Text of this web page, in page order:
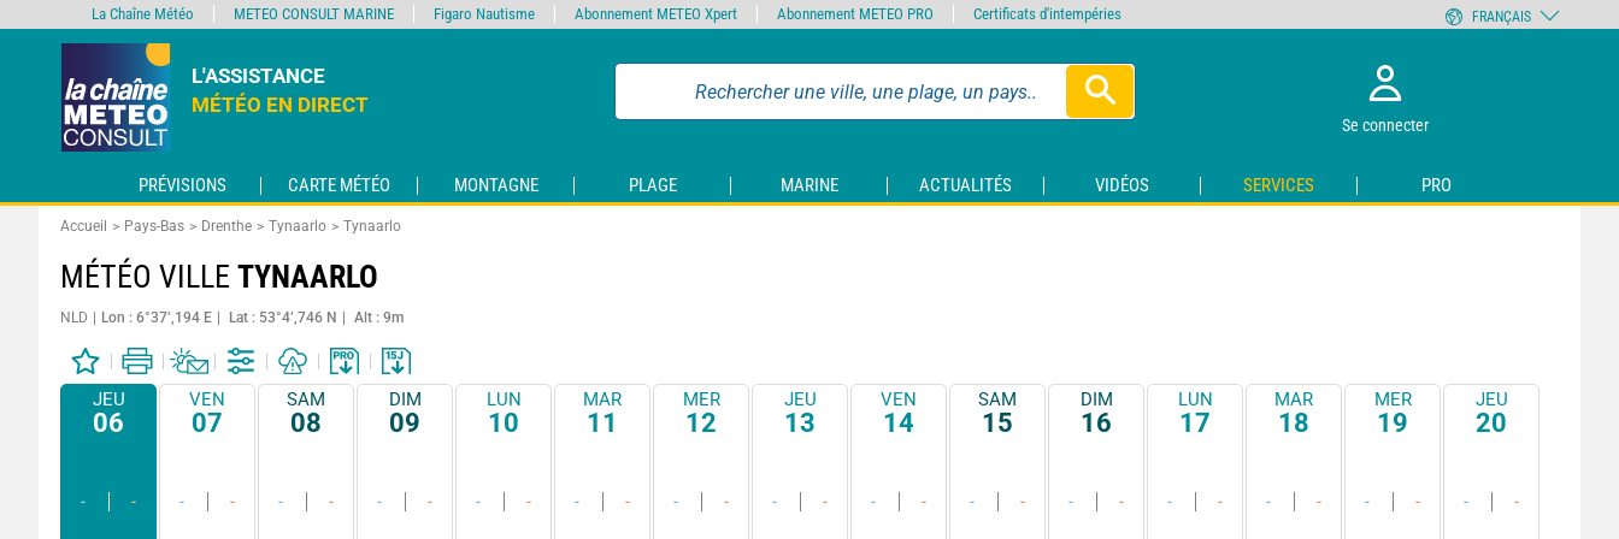
L'ASSISTANCE
MÉTÉO EN DIRECT
Se connecter
PRÉVISIONS CARTE MÉTÉO MONTAGNE PLAGE MARINE ACTUALITÉS VIDÉOS SERVICES PRO
Accueil Pays-Bas Drenthe Tynaarlo Tynaarlo
MÉTÉO VILLE TYNAARLO
NLD Lon : 6°37’,194 E Lat : 53°4’,746 N Alt : 9m
JEU
06
- -
VEN
07
- -
SAM
08
- -
DIM
09
- -
LUN
10
- -
MAR
11
- -
MER
12
- -
JEU
13
- -
VEN
14
- -
SAM
15
- -
DIM
16
- -
LUN
17
- -
MAR
18
- -
MER
19
- -
JEU
20
- -
La Chaîne Météo METEO CONSULT MARINE Figaro Nautisme Abonnement METEO Xpert Abonnement METEO PRO Certificats d'intempéries FRANÇAIS